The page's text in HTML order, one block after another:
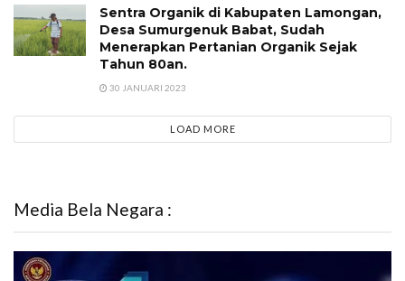
Sentra Organik di Kabupaten Lamongan,
Desa Sumurgenuk Babat, Sudah
Menerapkan Pertanian Organik Sejak
Tahun 80an.
30 JANUARI 2023
LOAD MORE
Media Bela Negara :